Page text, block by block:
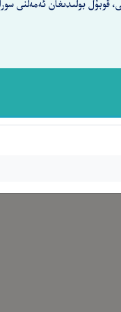
قوبۇل بولىدىغان ئەمەلنى